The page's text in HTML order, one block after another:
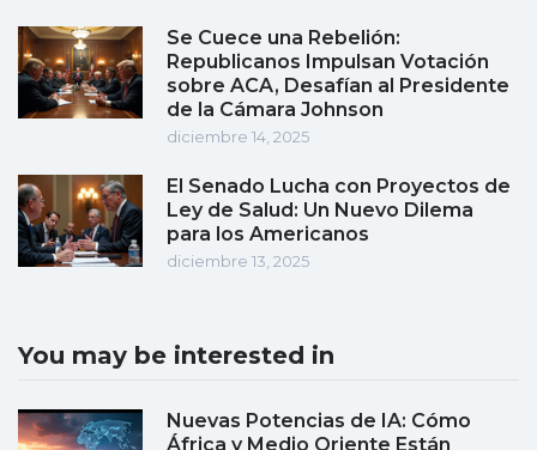
Se Cuece una Rebelión:
Republicanos Impulsan Votación
sobre ACA, Desafían al Presidente
de la Cámara Johnson
diciembre 14, 2025
El Senado Lucha con Proyectos de
Ley de Salud: Un Nuevo Dilema
para los Americanos
diciembre 13, 2025
You may be interested in
Nuevas Potencias de IA: Cómo
África y Medio Oriente Están